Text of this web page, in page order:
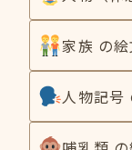
家族 の
人物記号